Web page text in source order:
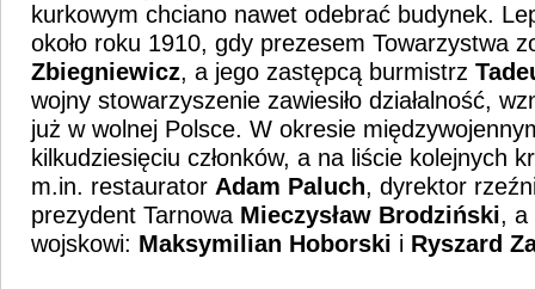
kurkowym chciano nawet odebrać budynek.
około roku 1910, gdy prezesem Towarzystwa
Zbiegniewicz, a jego zastępcą burmistrz
wojny stowarzyszenie zawiesiło działalność,
już w wolnej Polsce. W okresie
kilkudziesięciu członków, a na liście kolejnych
m.in. restaurator Adam Paluch, dyrektor
prezydent Tarnowa Mieczysław Brodziński, a
wojskowi: Maksymilian Hoborski i Ryszard